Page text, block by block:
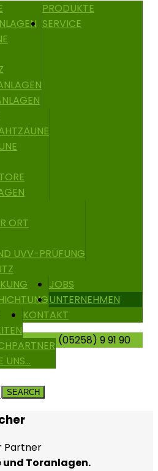
PRODUKTE
SERVICE
ORT
UVV-PRÜFUNG
JOBS
UNTERNEHMEN
KONTAKT
UNS...
(05258) 9 91 90
SEARCH
Partner
und Toranlagen.